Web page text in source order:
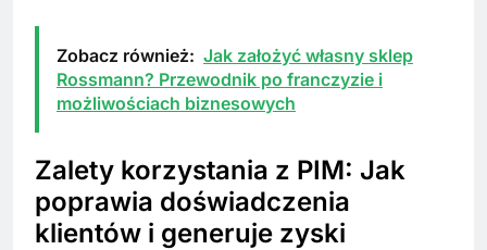
Zobacz również: Jak założyć własny sklep
Rossmann? Przewodnik po franczyzie i
możliwościach biznesowych
Zalety korzystania z PIM: Jak
poprawia doświadczenia
klientów i generuje zyski